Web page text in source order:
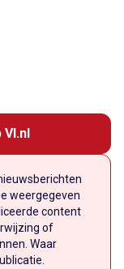
weergegeven
content
of
Waar